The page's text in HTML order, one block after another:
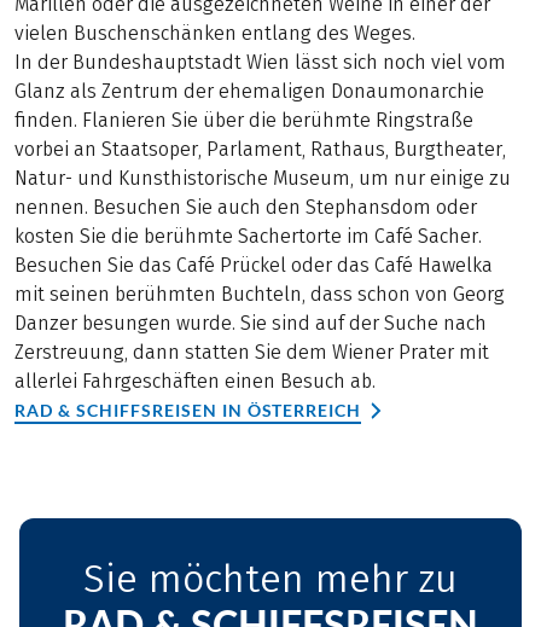
vielen Buschenschänken entlang des Weges.
In der Bundeshauptstadt Wien lässt sich noch viel vom
Glanz als Zentrum der ehemaligen Donaumonarchie
finden. Flanieren Sie über die berühmte Ringstraße
vorbei an Staatsoper, Parlament, Rathaus, Burgtheater,
Natur- und Kunsthistorische Museum, um nur einige zu
nennen. Besuchen Sie auch den Stephansdom oder
kosten Sie die berühmte Sachertorte im Café Sacher.
Besuchen Sie das Café Prückel oder das Café Hawelka
mit seinen berühmten Buchteln, dass schon von Georg
Danzer besungen wurde. Sie sind auf der Suche nach
Zerstreuung, dann statten Sie dem Wiener Prater mit
allerlei Fahrgeschäften einen Besuch ab.
RAD & SCHIFFSREISEN IN ÖSTERREICH
Sie möchten mehr zu